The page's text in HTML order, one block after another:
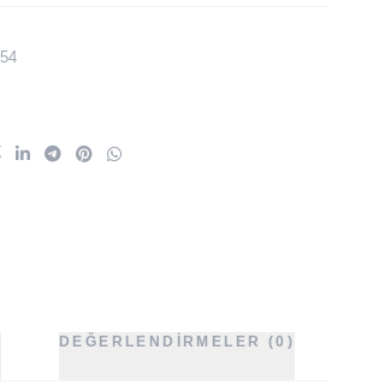
DEĞERLENDIRMELER (0)